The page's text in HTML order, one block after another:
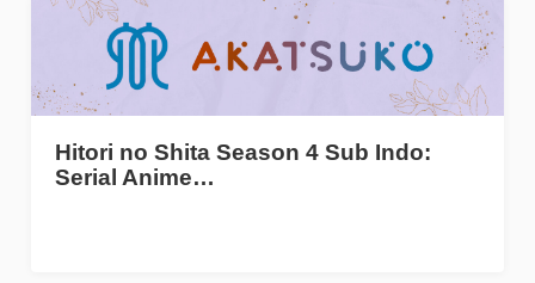
Hitori no Shita Season 4 Sub Indo:
Serial Anime…